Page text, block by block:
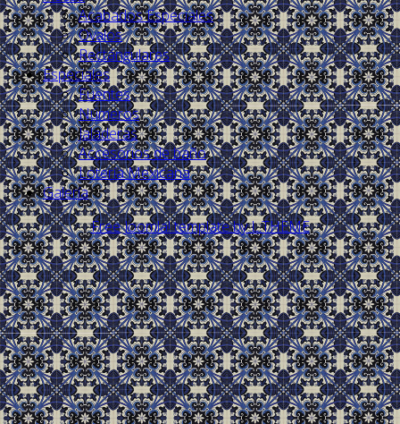
Acabados Especiales
Ovalos
Rectángulares
Especiales
Fuentes
Números
Jaladeras
Accesorios de baño
Lotería Mexicana
Galería
Free Joomla! template by L.THEME